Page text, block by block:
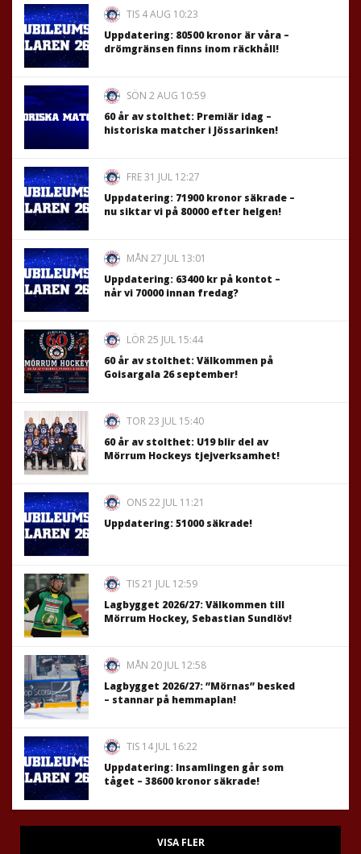
TIS 4 AUG 10:23
Uppdatering: 80500 kronor är våra –
drömgränsen finns inom räckhåll!
SÖN 2 AUG 10:59
60 år av stolthet: Premiär idag –
historiska matcher i Jössarinken!
FRE 31 JUL 12:27
Uppdatering: 71900 kronor säkrade –
nu siktar vi på 80000 efter helgen!
MÅN 27 JUL 13:01
Uppdatering: 63400 kr på kontot –
når vi 70000 innan fredag?
LÖR 25 JUL 15:44
60 år av stolthet: Välkommen på
Goisargala 26 september!
TOR 23 JUL 15:40
60 år av stolthet: U19 blir del av
Mörrum Hockeys tjejverksamhet!
ONS 22 JUL 11:21
Uppdatering: 51000 säkrade!
TIS 21 JUL 12:59
Lagbygget 2026/27: Välkommen till
Mörrum Hockey, Sebastian Sundlöv!
MÅN 20 JUL 12:58
Lagbygget 2026/27: ”Mörnas” besked
– stannar på hemmaplan!
TIS 14 JUL 16:22
Uppdatering: Insamlingen går som
tåget – 38600 kronor säkrade!
VISA FLER